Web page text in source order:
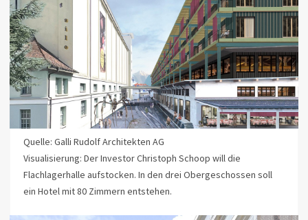
Quelle: Galli Rudolf Architekten AG
Visualisierung: Der Investor Christoph Schoop will die
Flachlagerhalle aufstocken. In den drei Obergeschossen soll
ein Hotel mit 80 Zimmern entstehen.